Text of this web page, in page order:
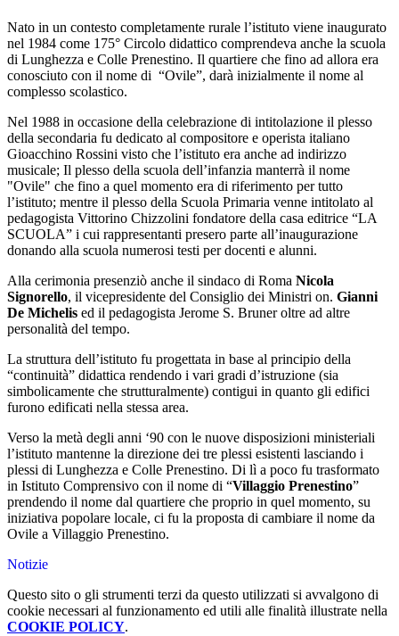
Nato in un contesto completamente rurale l’istituto viene inaugurato
nel 1984 come 175° Circolo didattico comprendeva anche la scuola
di Lunghezza e Colle Prenestino. Il quartiere che fino ad allora era
conosciuto con il nome di “Ovile”, darà inizialmente il nome al
complesso scolastico.
Nel 1988 in occasione della celebrazione di intitolazione il plesso
della secondaria fu dedicato al compositore e operista italiano
Gioacchino Rossini visto che l’istituto era anche ad indirizzo
musicale; Il plesso della scuola dell’infanzia manterrà il nome
"Ovile" che fino a quel momento era di riferimento per tutto
l’istituto; mentre il plesso della Scuola Primaria venne intitolato al
pedagogista Vittorino Chizzolini fondatore della casa editrice “LA
SCUOLA” i cui rappresentanti presero parte all’inaugurazione
donando alla scuola numerosi testi per docenti e alunni.
Alla cerimonia presenziò anche il sindaco di Roma Nicola
Signorello, il vicepresidente del Consiglio dei Ministri on. Gianni
De Michelis ed il pedagogista Jerome S. Bruner oltre ad altre
personalità del tempo.
La struttura dell’istituto fu progettata in base al principio della
“continuità” didattica rendendo i vari gradi d’istruzione (sia
simbolicamente che strutturalmente) contigui in quanto gli edifici
furono edificati nella stessa area.
Verso la metà degli anni ‘90 con le nuove disposizioni ministeriali
l’istituto mantenne la direzione dei tre plessi esistenti lasciando i
plessi di Lunghezza e Colle Prenestino. Di lì a poco fu trasformato
in Istituto Comprensivo con il nome di “Villaggio Prenestino”
prendendo il nome dal quartiere che proprio in quel momento, su
iniziativa popolare locale, ci fu la proposta di cambiare il nome da
Ovile a Villaggio Prenestino.
Notizie
Questo sito o gli strumenti terzi da questo utilizzati si avvalgono di
cookie necessari al funzionamento ed utili alle finalità illustrate nella
COOKIE POLICY.